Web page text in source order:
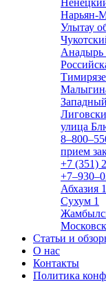
Нарьян-
Улытау
Анадырь
улица
прием
+7 (351)
Абхазия 1
Сухум 1
Статьи и
О нас
Контакты
Политика